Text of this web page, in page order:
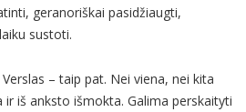
geranoriškai pasidžiaugti,
sustoti.
– taip pat. Nei viena, nei kita
iš anksto išmokta. Galima perskaityti